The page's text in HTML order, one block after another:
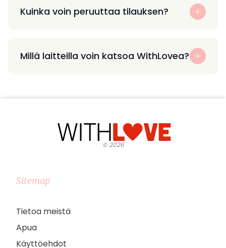
Kuinka voin peruuttaa tilauksen?
Millä laitteilla voin katsoa WithLovea?
©2026
Sitemap
Tietoa meistä
Apua
Käyttöehdot